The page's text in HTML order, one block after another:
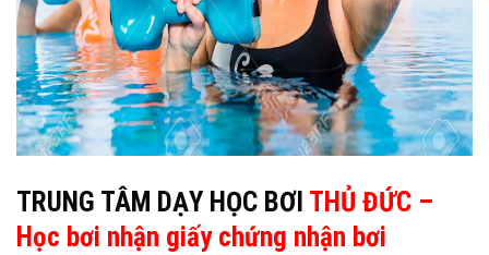
TRUNG TÂM DẠY HỌC BƠI THỦ ĐỨC –
Học bơi nhận giấy chứng nhận bơi